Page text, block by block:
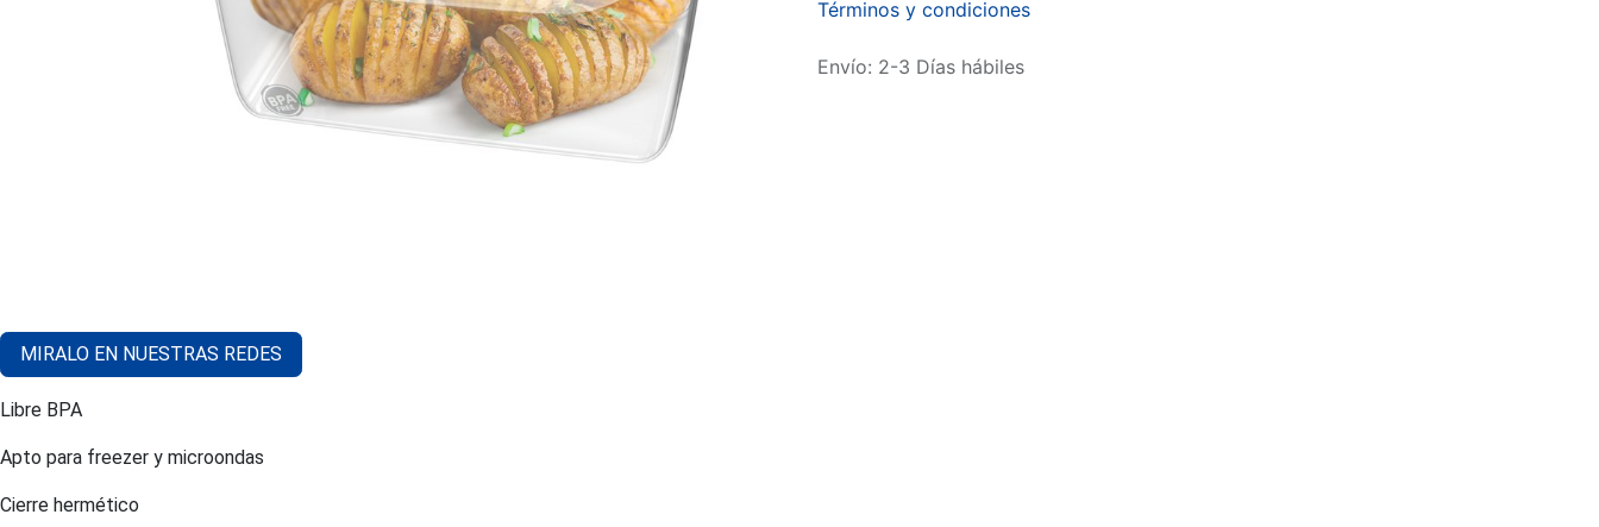
Términos y condiciones
Envío: 2-3 Días hábiles
MIRALO EN NUESTRAS REDES
Libre BPA
Apto para freezer y microondas
Cierre hermético